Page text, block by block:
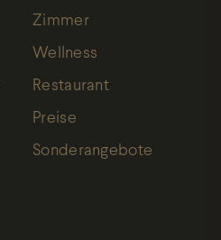
Zimmer
Wellness
Restaurant
Preise
Sonderangebote